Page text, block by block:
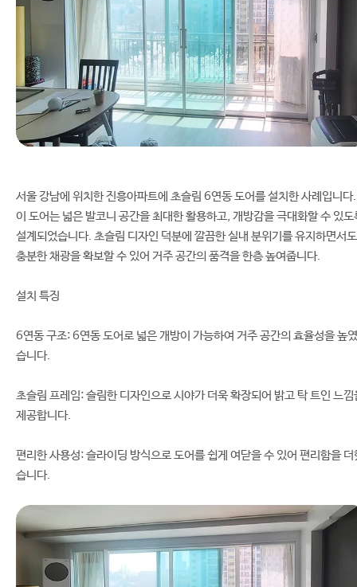
서울 강남에 위치한 진흥아파트에 초슬림 6연동 도어를 설치한 사례입니다.
이 도어는 넓은 발코니 공간을 최대한 활용하고, 개방감을 극대화할 수 있도
설계되었습니다. 초슬림 디자인 덕분에 깔끔한 실내 분위기를 유지하면서도
충분한 채광을 확보할 수 있어 거주 공간의 품격을 한층 높여줍니다.
설치 특징
6연동 구조: 6연동 도어로 넓은 개방이 가능하여 거주 공간의 효율성을 높였
습니다.
초슬림 프레임: 슬림한 디자인으로 시야가 더욱 확장되어 밝고 탁 트인 느낌
제공합니다.
편리한 사용성: 슬라이딩 방식으로 도어를 쉽게 여닫을 수 있어 편리함을 더
습니다.